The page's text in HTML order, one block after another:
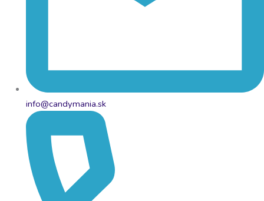
info@candymania.sk